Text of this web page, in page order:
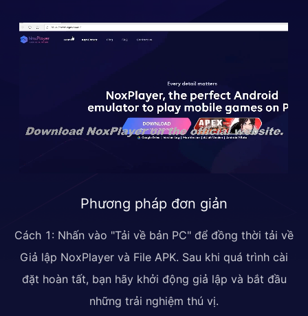
Phương pháp đơn giản
Cách 1: Nhấn vào "Tải về bản PC" để đồng thời tải về
Giả lập NoxPlayer và File APK. Sau khi quá trình cài
đặt hoàn tất, bạn hãy khởi động giả lập và bắt đầu
những trải nghiệm thú vị.